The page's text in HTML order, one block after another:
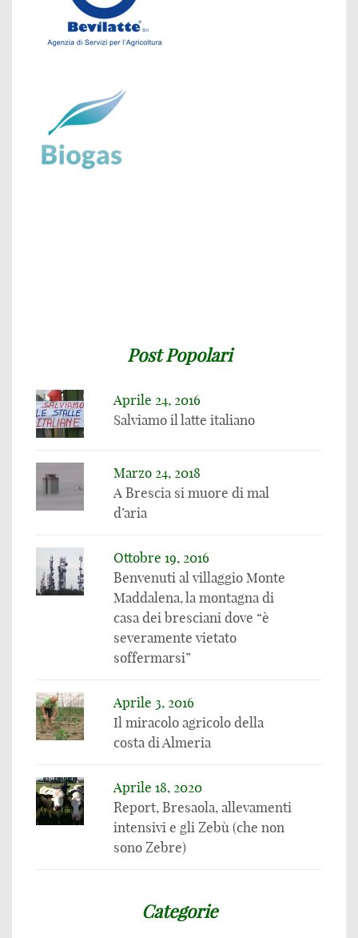
Post Popolari
Aprile 24, 2016
Salviamo il latte italiano
Marzo 24, 2018
A Brescia si muore di mal
d’aria
Ottobre 19, 2016
Benvenuti al villaggio Monte
Maddalena, la montagna di
casa dei bresciani dove “è
severamente vietato
soffermarsi”
Aprile 3, 2016
Il miracolo agricolo della
costa di Almeria
Aprile 18, 2020
Report, Bresaola, allevamenti
intensivi e gli Zebù (che non
sono Zebre)
Categorie